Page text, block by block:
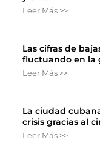
Leer Más >>
Las cifras de
fluctuando en la
Leer Más >>
La ciudad
crisis gracias al
Leer Más >>